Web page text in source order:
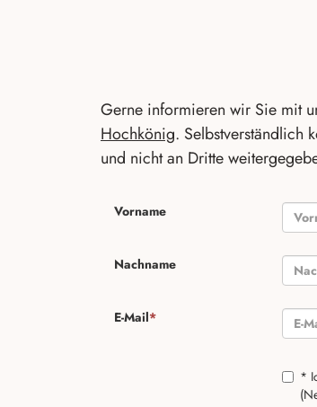
Gerne informieren wir Sie mit
Hochkönig. Selbstverständlich
und nicht an Dritte
Vorname
Nachname
E-Mail*
*